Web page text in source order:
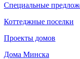
Специальные
Коттеджные поселки
Проекты домов
Дома Минска